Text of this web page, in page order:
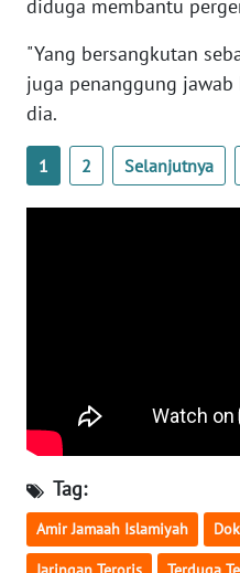
diduga membantu
"Yang bersangkutan
juga penanggung jawab
dia.
1 2 Selanjutnya
Tag:
Amir Jamaah Islamiyah
BANTEN
WN
NTT
KEPRI
WN
RIAU
WN
SERAMBI